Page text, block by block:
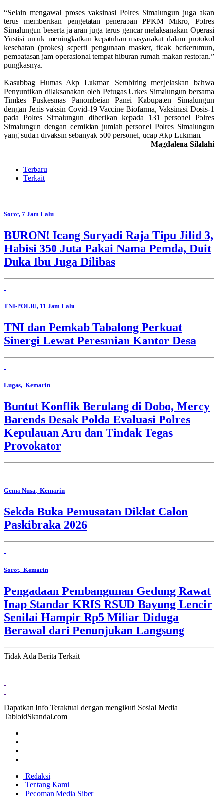
“Selain mengawal proses vaksinasi Polres Simalungun juga akan
terus memberikan pengetatan penerapan PPKM Mikro, Polres
Simalungun beserta jajaran juga terus gencar melaksanakan Operasi
Yustisi untuk meningkatkan kepatuhan masyarakat dalam protokol
kesehatan (prokes) seperti pengunaan masker, tidak berkerumun,
pembatasan jam operasional tempat hiburan rumah makan restoran.”
pungkasnya.
Kasubbag Humas Akp Lukman Sembiring menjelaskan bahwa
Penyuntikan dilaksanakan oleh Petugas Urkes Simalungun bersama
Timkes Puskesmas Panombeian Panei Kabupaten Simalungun
dengan Jenis vaksin Covid-19 Vaccine Biofarma, Vaksinasi Dosis-1
pada Polres Simalungun diberikan kepada 131 personel Polres
Simalungun dengan demikian jumlah personel Polres Simalungun
yang sudah divaksin sebanyak 500 personel, ucap Akp Lukman.
Magdalena Silalahi
Terbaru
Terkait
Sorot, 7 Jam Lalu
BURON! Icang Suryadi Raja Tipu Jilid 3,
Habisi 350 Juta Pakai Nama Pemda, Duit
Duka Ibu Juga Dilibas
TNI-POLRI, 11 Jam Lalu
TNI dan Pemkab Tabalong Perkuat
Sinergi Lewat Peresmian Kantor Desa
Lugas, Kemarin
Buntut Konflik Berulang di Dobo, Mercy
Barends Desak Polda Evaluasi Polres
Kepulauan Aru dan Tindak Tegas
Provokator
Gema Nusa, Kemarin
Sekda Buka Pemusatan Diklat Calon
Paskibraka 2026
Sorot, Kemarin
Pengadaan Pembangunan Gedung Rawat
Inap Standar KRIS RSUD Bayung Lencir
Senilai Hampir Rp5 Miliar Diduga
Berawal dari Penunjukan Langsung
Tidak Ada Berita Terkait
Dapatkan Info Teraktual dengan mengikuti Sosial Media
TabloidSkandal.com
Redaksi
Tentang Kami
Pedoman Media Siber